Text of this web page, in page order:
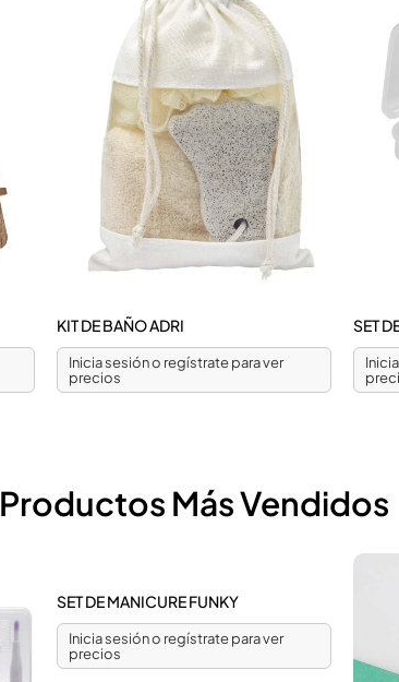
KIT DE BAÑO ADRI
Inicia sesión o regístrate para ver
precios
SET
Productos Más Vendidos
SET DE MANICURE FUNKY
Inicia sesión o regístrate para ver
precios